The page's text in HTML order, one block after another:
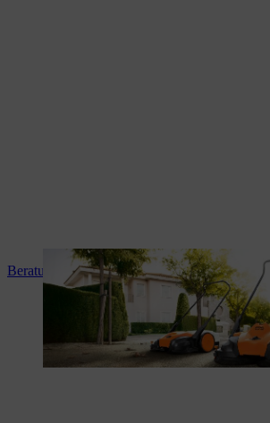
Beratung und Produkteinweisung